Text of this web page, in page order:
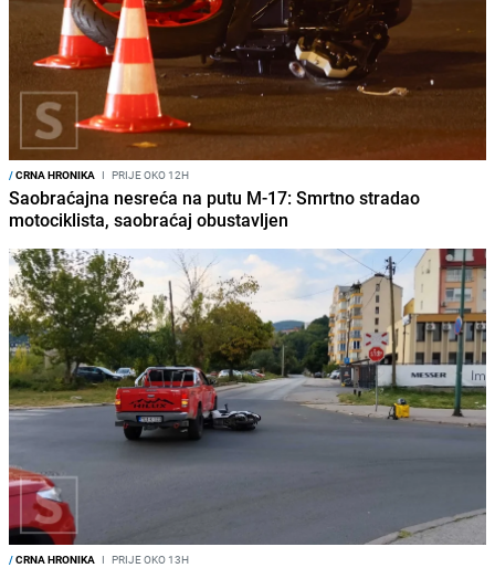
/CRNA HRONIKA I PRIJE OKO 12H
Saobraćajna nesreća na putu M-17: Smrtno stradao
motociklista, saobraćaj obustavljen
/CRNA HRONIKA I PRIJE OKO 13H